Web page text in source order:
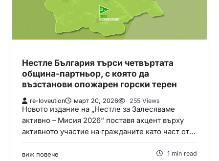
Нестле България търси четвъртата
община-партньор, с която да
възстанови опожарен горски терен
re-loveution март 20, 2026 255 Views
Новото издание на „Нестле за Залесяваме
активно – Мисия 2026“ поставя акцент върху
активното участие на гражданите като част от…
виж повече 1 min read